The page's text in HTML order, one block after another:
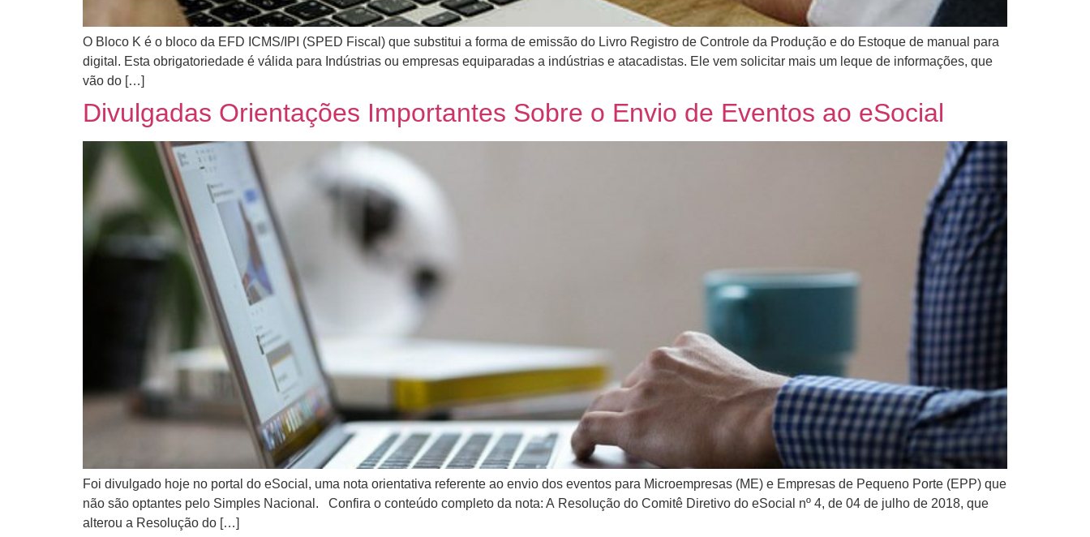
O Bloco K é o bloco da EFD ICMS/IPI (SPED Fiscal) que substitui a forma de emissão do Livro Registro de Controle da Produção e do Estoque de manual para
digital. Esta obrigatoriedade é válida para Indústrias ou empresas equiparadas a indústrias e atacadistas. Ele vem solicitar mais um leque de informações, que
vão do […]
Divulgadas Orientações Importantes Sobre o Envio de Eventos ao eSocial
Foi divulgado hoje no portal do eSocial, uma nota orientativa referente ao envio dos eventos para Microempresas (ME) e Empresas de Pequeno Porte (EPP) que
não são optantes pelo Simples Nacional. Confira o conteúdo completo da nota: A Resolução do Comitê Diretivo do eSocial nº 4, de 04 de julho de 2018, que
alterou a Resolução do […]